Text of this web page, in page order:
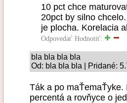
10 pct chce
20pct by silno
je plocha. Korelacia
Odpovedať Hodnotiť:
bla bla bla bla
Od: bla bla bla | Pridané:
Ták a po
percentá a rovňyce o